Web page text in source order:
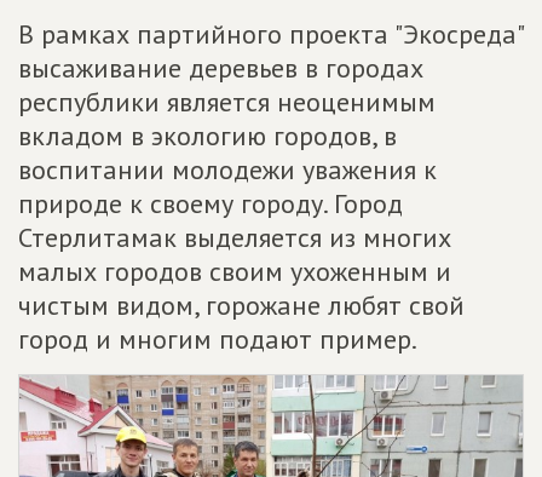
В рамках партийного проекта "Экосреда"
высаживание деревьев в городах
республики является неоценимым
вкладом в экологию городов, в
воспитании молодежи уважения к
природе к своему городу. Город
Стерлитамак выделяется из многих
малых городов своим ухоженным и
чистым видом, горожане любят свой
город и многим подают пример.